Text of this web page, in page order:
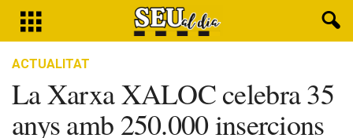
ACTUALITAT
La Xarxa XALOC celebra 35
anys amb 250.000 insercions